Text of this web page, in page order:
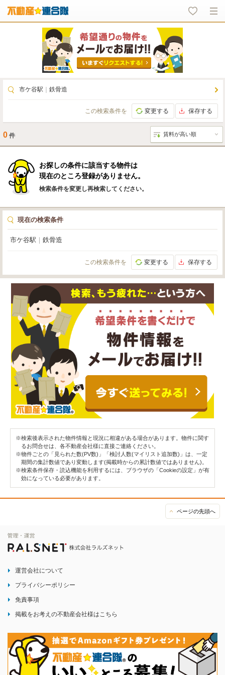
市ケ谷駅 鉄骨造
この検索条件を 変更する 保存する
0 件
お探しの条件に該当する物件は
現在のところ登録がありません。
検索条件を変更し再検索してください。
現在の検索条件
市ケ谷駅 鉄骨造
この検索条件を 変更する 保存する
※検索後表示された物件情報と現況に相違がある場合があります。物件に関す
るお問合せは、各不動産会社様に直接ご連絡ください。
※物件ごとの「見られた数(PV数)」「検討人数(マイリスト追加数)」は、一定
期間の集計数値であり変動します(掲載時からの累計数値ではありません)。
※検索条件保存・読込機能を利用するには、ブラウザの「Cookieの設定」が有
効になっている必要があります。
ページの先頭へ
運営会社について
プライバシーポリシー
免責事項
掲載をお考えの不動産会社様はこちら